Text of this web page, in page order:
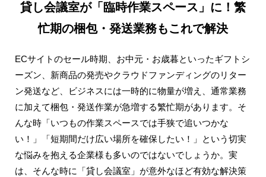
貸し会議室が「臨時作業スペース」に！繁
忙期の梱包・発送業務もこれで解決
ECサイトのセール時期、お中元・お歳暮といったギフトシ
ーズン、新商品の発売やクラウドファンディングのリター
ン発送など、ビジネスには一時的に物量が増え、通常業務
に加えて梱包・発送作業が急増する繁忙期があります。そ
んな時「いつもの作業スペースでは手狭で追いつかな
い！」「短期間だけ広い場所を確保したい！」という切実
な悩みを抱える企業様も多いのではないでしょうか。実
は、そんな時に「貸し会議室」が意外なほど有効な解決策